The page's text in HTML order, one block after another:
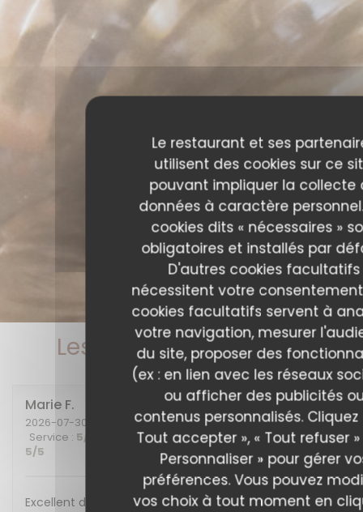
Le restaurant et ses
utilisent des cookies sur ce
pouvant impliquer la collecte
données à caractère
cookies dits « nécessaires »
obligatoires et installés par
D'autres cookies facultatifs
nécessitent votre
cookies facultatifs servent à
votre navigation, mesurer
du site, proposer des
(ex : en lien avec les réseaux
ou afficher des publicités
contenus personnalisés. Cliquez
Tout accepter », « Tout refuser »
Personnaliser » pour gérer
préférences. Vous pouvez
vos choix à tout moment en
Les avis de nos clients
Marie F
2026-07-30
- 20:00 - Couverts 2
Service : 5/5 Ambiance: 5 /5 Cuisine: 5 /5 Qualité / Prix:
5/5
Excellent diner et excellente soirée, nous